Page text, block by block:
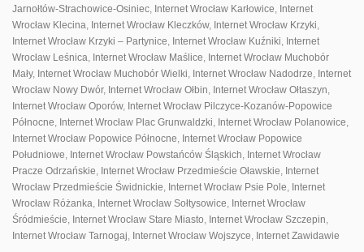
Jarnołtów-Strachowice-Osiniec, Internet Wrocław Karłowice, Internet
Wrocław Klecina, Internet Wrocław Kleczków, Internet Wrocław Krzyki,
Internet Wrocław Krzyki – Partynice, Internet Wrocław Kuźniki, Internet
Wrocław Leśnica, Internet Wrocław Maślice, Internet Wrocław Muchobór
Mały, Internet Wrocław Muchobór Wielki, Internet Wrocław Nadodrze, Internet
Wrocław Nowy Dwór, Internet Wrocław Ołbin, Internet Wrocław Ołtaszyn,
Internet Wrocław Oporów, Internet Wrocław Pilczyce-Kozanów-Popowice
Północne, Internet Wrocław Plac Grunwaldzki, Internet Wrocław Polanowice,
Internet Wrocław Popowice Północne, Internet Wrocław Popowice
Południowe, Internet Wrocław Powstańców Śląskich, Internet Wrocław
Pracze Odrzańskie, Internet Wrocław Przedmieście Oławskie, Internet
Wrocław Przedmieście Świdnickie, Internet Wrocław Psie Pole, Internet
Wrocław Różanka, Internet Wrocław Sołtysowice, Internet Wrocław
Śródmieście, Internet Wrocław Stare Miasto, Internet Wrocław Szczepin,
Internet Wrocław Tarnogaj, Internet Wrocław Wojszyce, Internet Zawidawie